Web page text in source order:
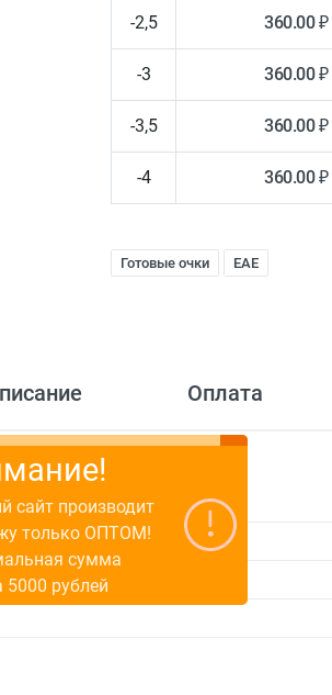
-2,5 360.00 ₽
-3 360.00 ₽
-3,5 360.00 ₽
-4 360.00 ₽
Готовые очки EAE
Оплата
сайт производит
только ОПТОМ!
сумма
5000 рублей